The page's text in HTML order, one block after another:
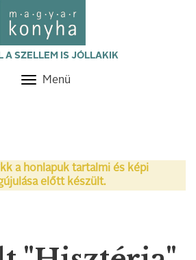
A SZELLEM IS JÓLLAKIK
Toggle
Menü
a honlapuk tartalmi és képi
előtt készült.